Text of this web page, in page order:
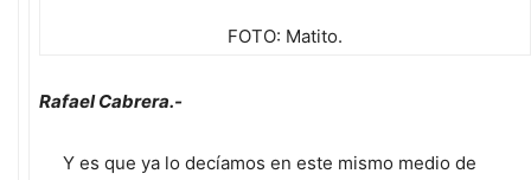
FOTO: Matito.
Rafael Cabrera.-
Y es que ya lo decíamos en este mismo medio de